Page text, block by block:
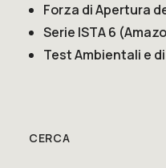
Forza di Apertura
Serie ISTA 6
Test Ambientali e
CERCA